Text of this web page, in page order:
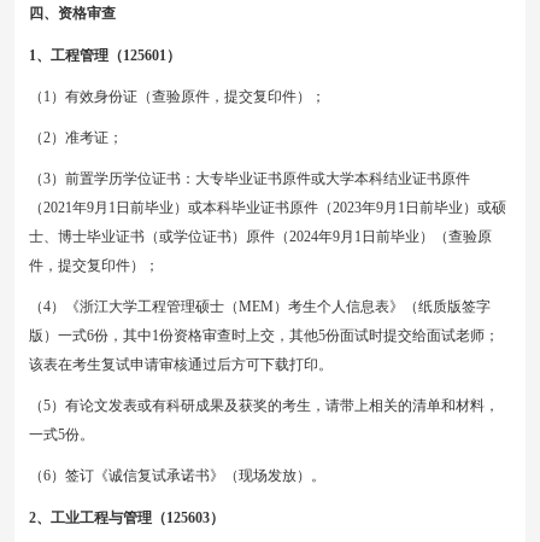
四、资格审查
1、工程管理（125601）
（ 1） 有效身份证（查验原件，提交复印件）；
（2）准考证；
（3） 前置学历学位证书：大专毕业证书原件或大学本科结业证书原件
（2021年9月1日前毕业）或本科毕业证书原件（2023年9月1日前毕业）或硕
士、博士毕业证书（或学位证书）原件（2024年9月1日前毕业）
（查验原
件，提交复印件）
；
（4）《浙江大学工程管理硕士（MEM）考生个人信息表》（纸质版签字
版）一式6份，其中1份资格审查时上交，其他5份面试时提交给面试老师；
该表在考生复试申请审核通过后方可下载打印。
（5） 有论文发表或有科研成果及获奖的考生，请带上相关的清单和材料，
一式5份。
（6）签订《诚信复试承诺书》（现场发放）。
2、工业工程与管理（125603）